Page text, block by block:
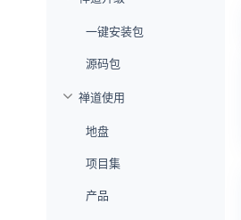
一键安装包
源码包
禅道使用
地盘
项目集
产品